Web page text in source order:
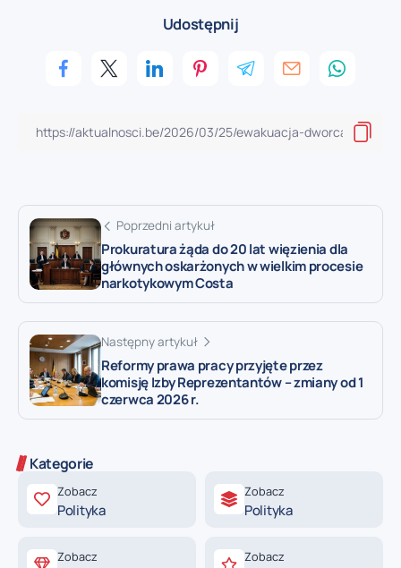
Udostępnij
Poprzedni artykuł
Prokuratura żąda do 20 lat więzienia dla
głównych oskarżonych w wielkim procesie
narkotykowym Costa
Następny artykuł
Reformy prawa pracy przyjęte przez
komisję Izby Reprezentantów – zmiany od 1
czerwca 2026 r.
Kategorie
Zobacz
Polityka
Zobacz
Polityka
Zobacz Zobacz